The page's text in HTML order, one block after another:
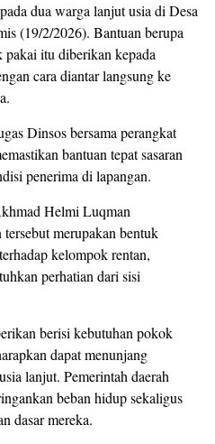
dua warga lanjut usia di Desa
(19/2/2026). Bantuan berupa
pakai itu diberikan kepada
cara diantar langsung ke
Dinsos bersama perangkat
bantuan tepat sasaran
penerima di lapangan.
Helmi Luqman
merupakan bentuk
kelompok rentan,
perhatian dari sisi
berisi kebutuhan pokok
dapat menunjang
lanjut. Pemerintah daerah
beban hidup sekaligus
dasar mereka.